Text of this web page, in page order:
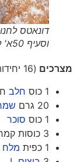
וסעיף 50א' לחוק זכויות יוצרים תשס"ח 2007)
מצרכים(16 יחידות)
1 כוס
חלבחם
20 גרם
שמרים
1 כוס
סוכר
3 כוסות קמח
1 כפית
מלח